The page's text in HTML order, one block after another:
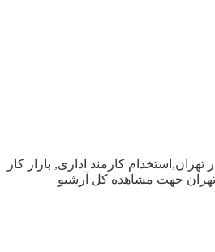
کارمند اداری, بازار کار
تهران جهت مشاهده کل آرشیو